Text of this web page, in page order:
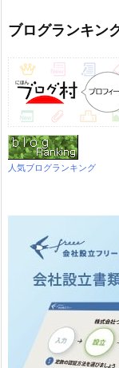
ブログランキン
人気ブログランキング